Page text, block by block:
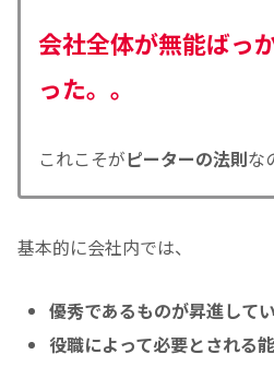
会社全体が無能ばっ
った。。
これこそがピーターの法則な
基本的に会社内では、
優秀であるものが昇進して
役職によって必要とされる